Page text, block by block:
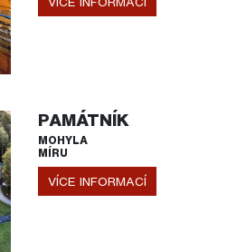
PAMÁTNÍK
MOHYLA
MÍRU
VÍCE INFORMACÍ